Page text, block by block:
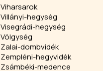
Viharsarok
Villányi-hegység
Visegrádi-hegység
Völgység
Zalai-dombvidék
Zempléni-hegyvidék
Zsámbéki-medence